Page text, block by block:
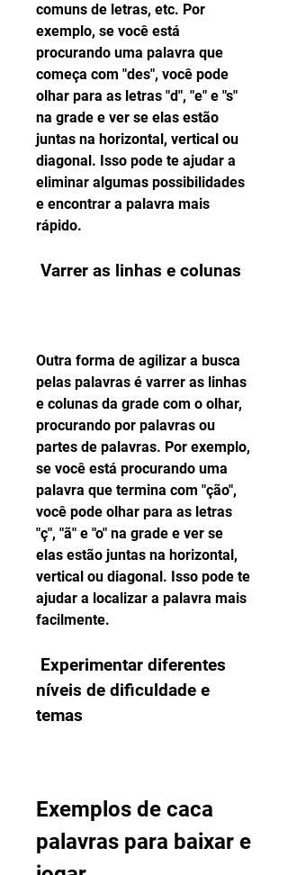
comuns de letras, etc. Por
exemplo, se você está
procurando uma palavra que
começa com "des", você pode
olhar para as letras "d", "e" e "s"
na grade e ver se elas estão
juntas na horizontal, vertical ou
diagonal. Isso pode te ajudar a
eliminar algumas possibilidades
e encontrar a palavra mais
rápido.
Varrer as linhas e colunas
Outra forma de agilizar a busca
pelas palavras é varrer as linhas
e colunas da grade com o olhar,
procurando por palavras ou
partes de palavras. Por exemplo,
se você está procurando uma
palavra que termina com "ção",
você pode olhar para as letras
"ç", "ã" e "o" na grade e ver se
elas estão juntas na horizontal,
vertical ou diagonal. Isso pode te
ajudar a localizar a palavra mais
facilmente.
níveis de dificuldade e
temas
Exemplos de caca
palavras para baixar e